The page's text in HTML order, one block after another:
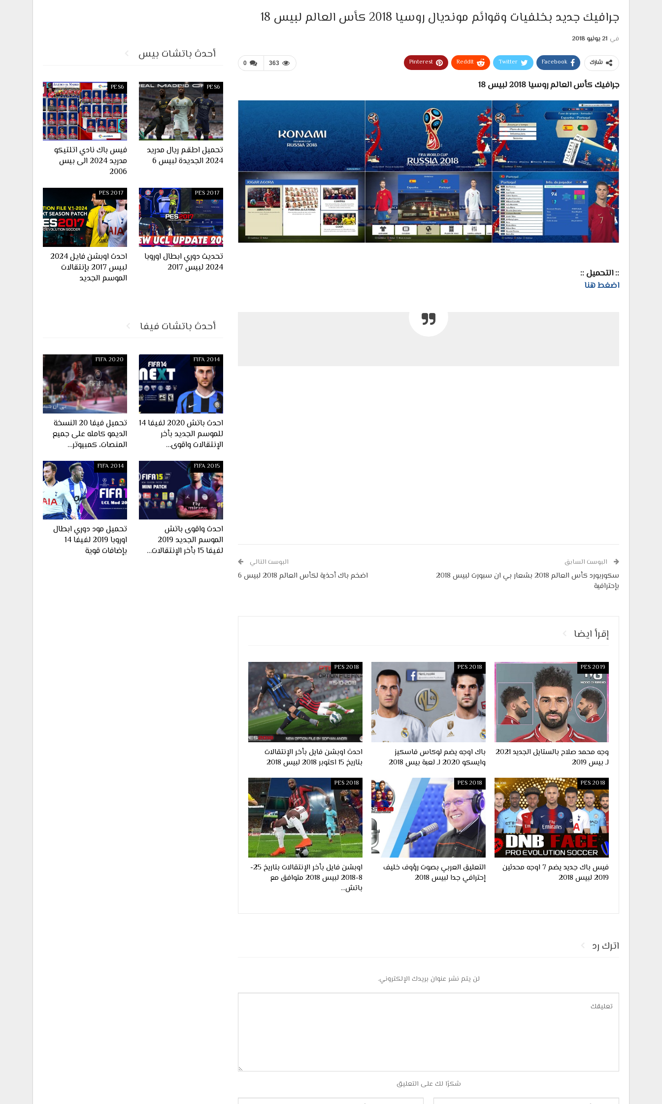
جرافيك جديد بخلفيات وقوائم مونديال روسيا 2018 كأس العالم لبيس 18
في 21 يونيو 2018
0 363 شارك Facebook
Twitter
ReddIt
Pinterest
جرافيك كأس العالم روسيا 2018 لبيس 18
:: التحميل ::
اضغط هنا
البوست السابق
سكوربورد كأس العالم 2018 بشعار بي ان سبورت لبيس 2018
بإحترافية
البوست التالي
اضخم باك أحذية لكأس العالم 2018 لبيس 6
إقرأ ايضا
PES 2019
وجه محمد صلاح بالستايل الجديد 2021
لـ بيس 2019
PES 2018
باك اوجه يضم لوكاس فاسكيز
وايسكو 2020 لـ لعبة بيس 2018
PES 2018
احدث اوبشن فايل بأخر الإنتقالات
بتاريخ 15 اكتوبر 2018 لبيس 2018
PES 2018
فيس باك جديد يضم 7 اوجه محدثين
2019 لبيس 2018
PES 2018
التعليق العربي بصوت رؤوف خليف
إحترافي جدا لبيس 2018
PES 2018
اوبشن فايل بأخر الإنتقالات بتاريخ 25-
8-2018 لبيس 2018 متوافق مع
باتش…
اترك رد
لن يتم نشر عنوان بريدك الإلكتروني.
شكرًا لك على التعليق
أحدث باتشات بيس
PES6
تحميل اطقم ريال مدريد
2024 الجديدة لبيس 6
PES6
فيس باك نادي اتلتيكو
مدريد 2024 الى بيس
2006
PES 2017
تحديث دوري ابطال اوروبا
2024 لبيس 2017
PES 2017
احدث اوبشن فايل 2024
لبيس 2017 بإنتقالات
الموسم الجديد
أحدث باتشات فيفا
FIFA 2014
احدث باتش 2020 لفيفا 14
للموسم الجديد بأخر
الإنتقالات واقوى…
FIFA 2020
تحميل فيفا 20 النسخة
الديمو كامله على جميع
المنصات، كمبيوتر…
FIFA 2015
احدث واقوى باتش
الموسم الجديد 2019
لفيفا 15 بأخر الإنتقالات…
FIFA 2014
تحميل مود دوري ابطال
اوروبا 2019 لفيفا 14
بإضافات قوية